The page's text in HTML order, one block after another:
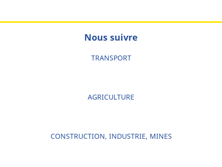
Nous suivre
TRANSPORT
AGRICULTURE
CONSTRUCTION, INDUSTRIE, MINES